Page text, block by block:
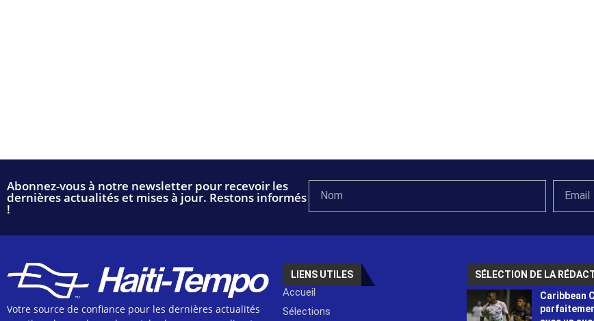
Abonnez-vous à notre newsletter pour recevoir les
dernières actualités et mises à jour. Restons informés
!
Votre source de confiance pour les dernières actualités
LIENS UTILES
Accueil
Sélections
SÉLECTION DE LA
Caribbean